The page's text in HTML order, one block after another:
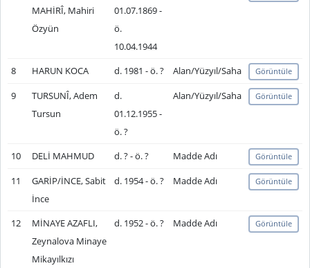
MAHİRÎ, Mahiri
Özyün
01.07.1869 -
ö.
10.04.1944
8 HARUN KOCA d. 1981 - ö. ? Alan/Yüzyıl/Saha Görüntüle
9
TURSUNÎ, Adem
Tursun
d.
01.12.1955 -
ö. ?
Alan/Yüzyıl/Saha Görüntüle
10 DELİ MAHMUD d. ? - ö. ? Madde Adı Görüntüle
11
GARİP/İNCE, Sabit
İnce
d. 1954 - ö. ? Madde Adı Görüntüle
12
MİNAYE AZAFLI,
Zeynalova Minaye
Mikayılkızı
d. 1952 - ö. ? Madde Adı Görüntüle